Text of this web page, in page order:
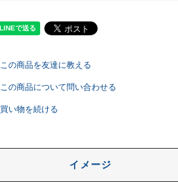
この商品を友達に教える
この商品について問い合わせる
買い物を続ける
イメージ